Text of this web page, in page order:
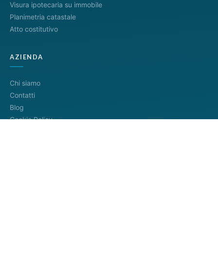
Visura ipotecaria su immobile
Planimetria catastale
Atto costitutivo
AZIENDA
Chi siamo
Contatti
Blog
Cookie Policy